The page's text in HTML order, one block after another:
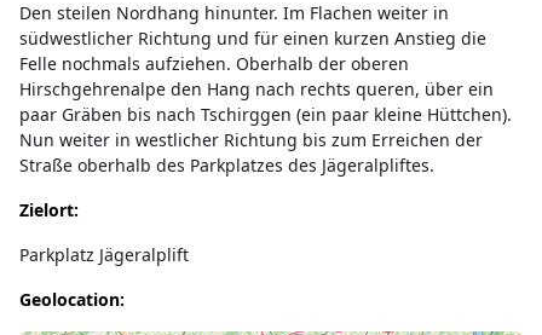
Den steilen Nordhang hinunter. Im Flachen weiter in
südwestlicher Richtung und für einen kurzen Anstieg die
Felle nochmals aufziehen. Oberhalb der oberen
Hirschgehrenalpe den Hang nach rechts queren, über ein
paar Gräben bis nach Tschirggen (ein paar kleine Hüttchen).
Nun weiter in westlicher Richtung bis zum Erreichen der
Straße oberhalb des Parkplatzes des Jägeralpliftes.
Zielort:
Parkplatz Jägeralplift
Geolocation: